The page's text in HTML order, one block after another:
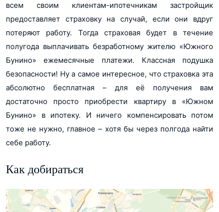
всем своим клиентам-ипотечникам застройщик
предоставляет страховку на случай, если они вдруг
потеряют работу. Тогда страховая будет в течение
полугода выплачивать безработному жителю «Южного
Бунино» ежемесячные платежи. Классная подушка
безопасности! Ну а самое интересное, что страховка эта
абсолютно бесплатная – для её получения вам
достаточно просто приобрести квартиру в «Южном
Бунино» в ипотеку. И ничего компенсировать потом
тоже не нужно, главное – хотя бы через полгода найти
себе работу.
Как добираться